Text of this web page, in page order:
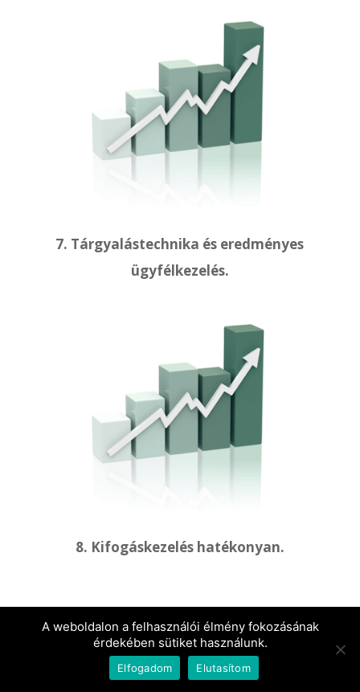
7. Tárgyalástechnika és eredményes
ügyfélkezelés.
8. Kifogáskezelés hatékonyan.
A weboldalon a felhasználói élmény fokozásának
érdekében sütiket használunk.
Elfogadom Elutasítom